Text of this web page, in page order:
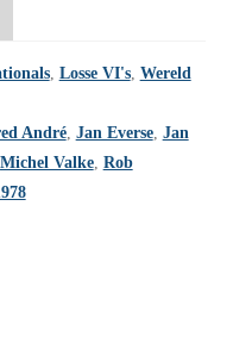
, Losse VI's, Wereld
André, Jan Everse, Jan
Michel Valke, Rob